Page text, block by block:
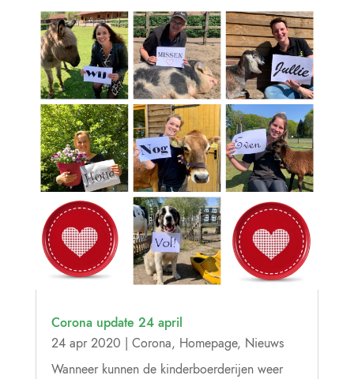
Corona update 24 april
24 apr 2020 | Corona, Homepage, Nieuws
Wanneer kunnen de kinderboerderijen weer